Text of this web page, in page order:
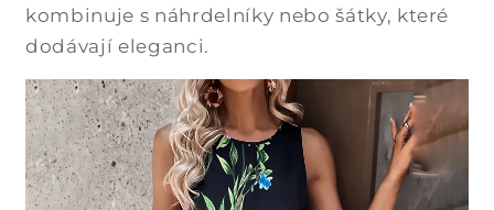
kombinuje s náhrdelníky nebo šátky, které
dodávají eleganci.